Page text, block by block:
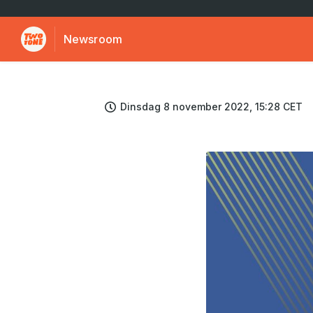
Newsroom
Dinsdag 8 november 2022, 15:28 CET